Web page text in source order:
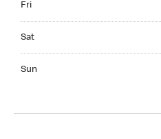
Fri
Sat
Sun